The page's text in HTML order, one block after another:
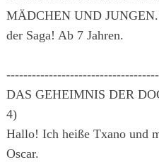
MÄDCHEN UND
der Saga! Ab 7 Jahren.
DAS GEHEIMNIS DER
4)
Hallo! Ich heiße Txano und
Oscar.